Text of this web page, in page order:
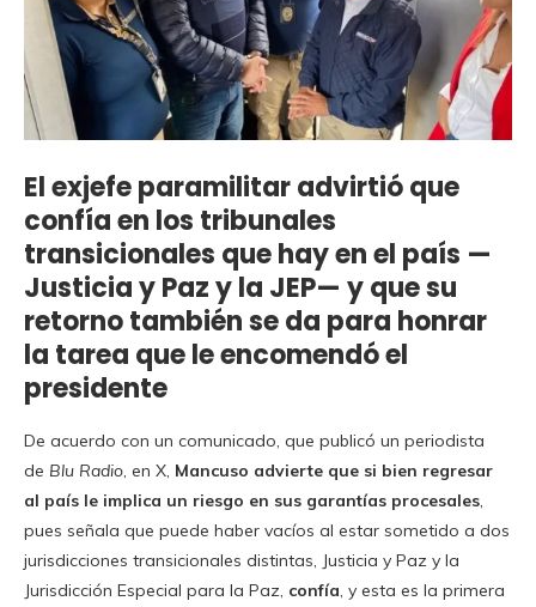
El exjefe paramilitar advirtió que
confía en los tribunales
transicionales que hay en el país —
Justicia y Paz y la JEP— y que su
retorno también se da para honrar
la tarea que le encomendó el
presidente
De acuerdo con un comunicado, que publicó un periodista
de Blu Radio, en X, Mancuso advierte que si bien regresar
al país le implica un riesgo en sus garantías procesales,
pues señala que puede haber vacíos al estar sometido a dos
jurisdicciones transicionales distintas, Justicia y Paz y la
Jurisdicción Especial para la Paz, confía, y esta es la primera